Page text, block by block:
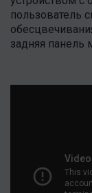
пользователь
задняя панель